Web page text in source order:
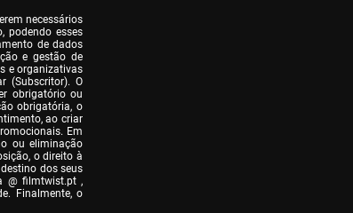
necessários
podendo esses
de dados
e gestão de
e organizativas
(Subscritor). O
obrigatório ou
obrigatória, o
ao criar
Em
ou eliminação
o direito à
dos seus
@ filmtwist.pt ,
Finalmente, o